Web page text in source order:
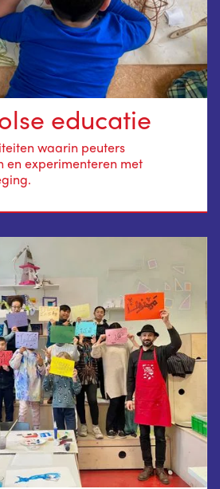
educatie
waarin peuters
en experimenteren met